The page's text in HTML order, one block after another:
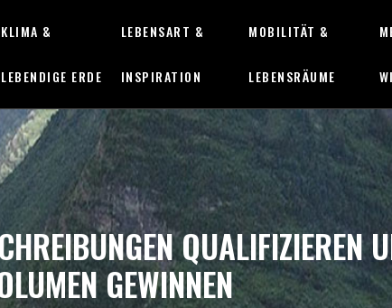
KLIMA &
LEBENDIGE ERDE
LEBENSART &
INSPIRATION
MOBILITÄT &
LEBENSRÄUME
GEWINNEN